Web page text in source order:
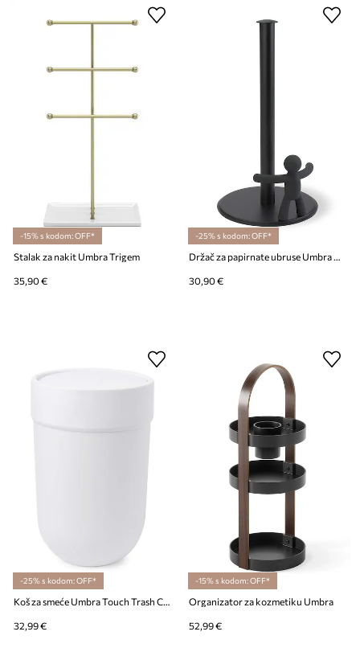
-15% s kodom: OFF*
Stalak za nakit Umbra Trigem
35,90 €
-25% s kodom: OFF*
Držač za papirnate ubruse Umbra Buddy
30,90 €
-25% s kodom: OFF*
Koš za smeće Umbra Touch Trash Can 6 L
32,99 €
-15% s kodom: OFF*
Organizator za kozmetiku Umbra
52,99 €